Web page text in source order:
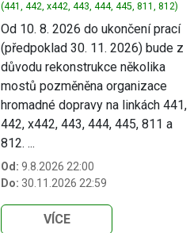
(441, 442, x442, 443, 444, 445, 811, 812)
Od 10. 8. 2026 do ukončení prací
(předpoklad 30. 11. 2026) bude z
důvodu rekonstrukce několika
mostů pozměněna organizace
hromadné dopravy na linkách 441,
442, x442, 443, 444, 445, 811 a
812. ...
Od: 9.8.2026 22:00
Do: 30.11.2026 22:59
VÍCE